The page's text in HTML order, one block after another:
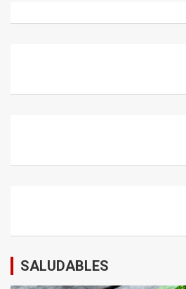
SALUDABLES